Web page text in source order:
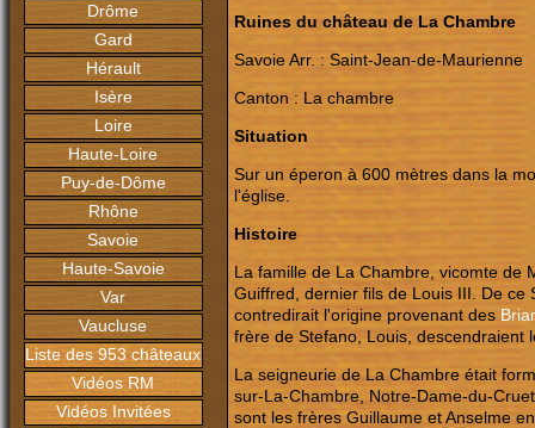
Drôme
Gard
Hérault
Isère
Loire
Haute-Loire
Puy-de-Dôme
Rhône
Savoie
Haute-Savoie
Var
Vaucluse
Liste des 953 châteaux
Vidéos RM
Vidéos Invitées
Ruines du château de La Chambre
Savoie Arr. : Saint-Jean-de-Maurienne
Canton : La chambre
Situation
Sur un éperon à 600 mètres dans la
l'église.
Histoire
La famille de La Chambre, vicomte de
Guiffred, dernier fils de Louis III. De
contredirait l'origine provenant des
frère de Stefano, Louis,
La seigneurie de La Chambre était
sur-La-Chambre, Notre-Dame-du-
sont les frères Guillaume et Anselme